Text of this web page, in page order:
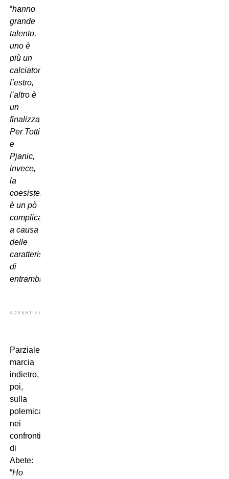
“hanno
grande
talento,
uno è
più un
calciatore
l’estro,
l’altro è
un
finalizzatore.
Per Totti
e
Pjanic,
invece,
la
coesistenza
è un pò
complicata
a causa
delle
caratteristiche
di
entrambi
ADVERTISEMENT
Parziale
marcia
indietro,
poi,
sulla
polemica
nei
confronti
di
Abete:
“Ho